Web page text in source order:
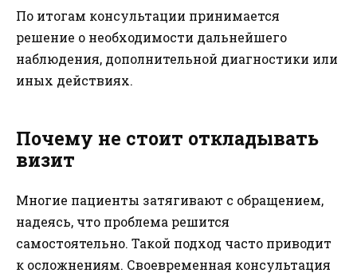
По итогам консультации принимается
решение о необходимости дальнейшего
наблюдения, дополнительной диагностики или
иных действиях.
Почему не стоит откладывать
визит
Многие пациенты затягивают с обращением,
надеясь, что проблема решится
самостоятельно. Такой подход часто приводит
к осложнениям. Своевременная консультация